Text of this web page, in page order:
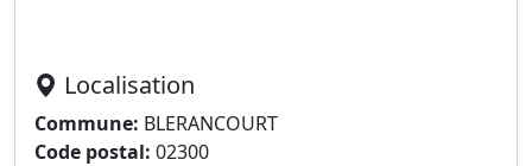
Localisation
Commune: BLERANCOURT
Code postal: 02300